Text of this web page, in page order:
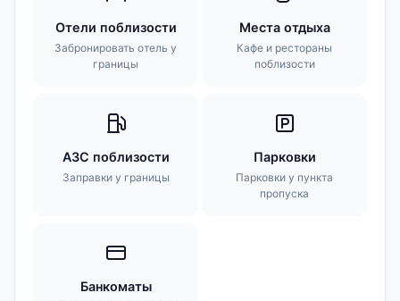
Отели поблизости
Забронировать отель у
границы
Места отдыха
Кафе и рестораны
поблизости
АЗС поблизости
Заправки у границы
Парковки
Парковки у пункта
пропуска
Банкоматы